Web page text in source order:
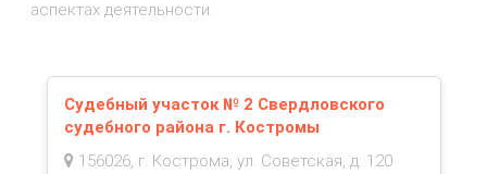
аспектах деятельности.
Судебный участок № 2 Свердловского
судебного района г. Костромы
156026, г. Кострома, ул. Советская, д. 120